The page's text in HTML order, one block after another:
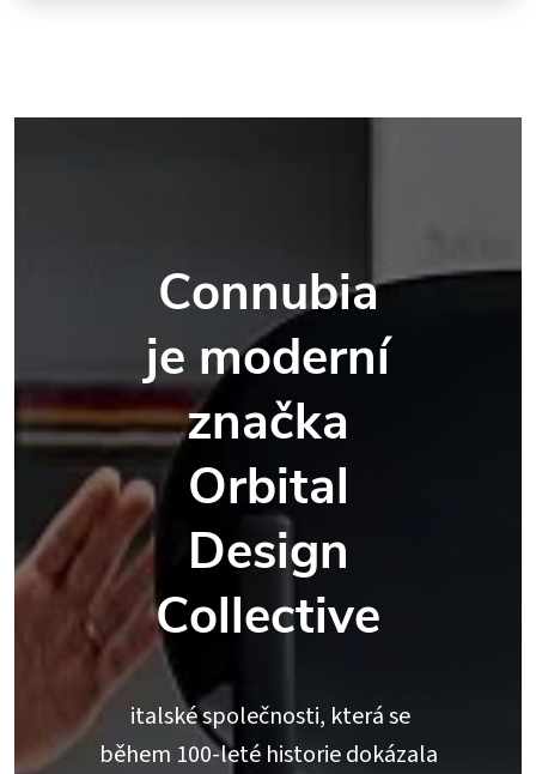
Connubia
je moderní
značka
Orbital
Design
Collective
italské společnosti, která se
během 100-leté historie dokázala